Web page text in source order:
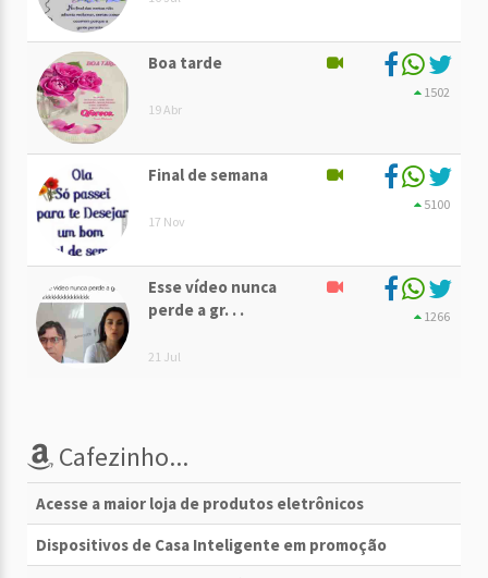
Boa tarde
19 Abr
1502
Final de semana
17 Nov
5100
Esse vídeo nunca
perde a gr. . .
21 Jul
1266
Cafezinho...
Acesse a maior loja de produtos eletrônicos
Dispositivos de Casa Inteligente em promoção